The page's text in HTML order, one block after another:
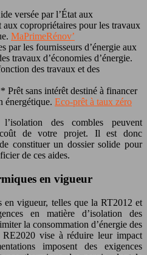
versée par l’État aux
aux copropriétaires pour les travaux
MaPrimeRénov’
par les fournisseurs d’énergie aux
travaux d’économies d’énergie.
des travaux et des
sans intérêt destiné à financer
énergétique. Eco-prêt à taux zéro
des combles peuvent
coût de votre projet. Il est donc
constituer un dossier solide pour
de ces aides.
en vigueur
en vigueur, telles que la RT2012 et
en matière d’isolation des
la consommation d’énergie des
vise à réduire leur impact
imposent des exigences